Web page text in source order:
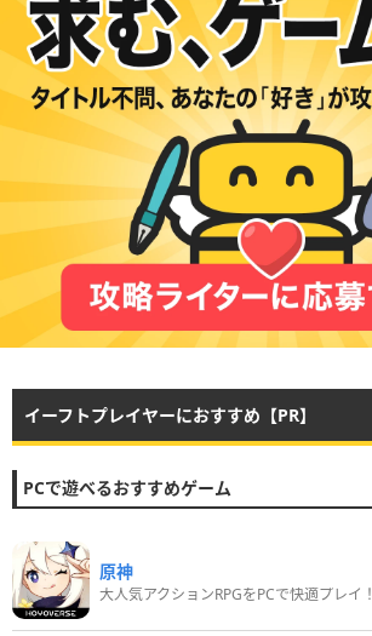
イーフトプレイヤーにおすすめ【PR】
PCで遊べるおすすめゲーム
原神
大人気アクションRPGをPCで快適プレイ！